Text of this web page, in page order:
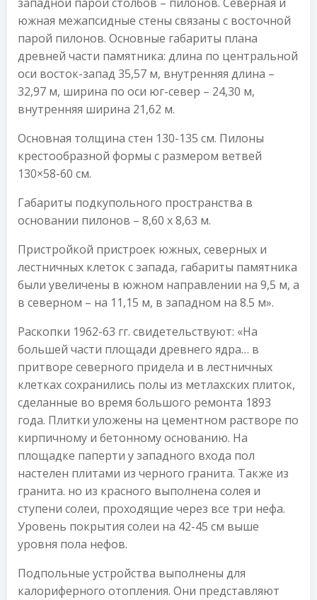
южная межапсидные стены связаны с восточной
парой пилонов. Основные габариты плана
древней части памятника: длина по центральной
оси восток-запад 35,57 м, внутренняя длина –
32,97 м, ширина по оси юг-север – 24,30 м,
внутренняя ширина 21,62 м.
Основная толщина стен 130-135 см. Пилоны
крестообразной формы с размером ветвей
130×58-60 см.
Габариты подкупольного пространства в
основании пилонов – 8,60 х 8,63 м.
Пристройкой пристроек южных, северных и
лестничных клеток с запада, габариты памятника
были увеличены в южном направлении на 9,5 м, а
в северном – на 11,15 м, в западном на 8.5 м».
Раскопки 1962-63 гг. свидетельствуют: «На
большей части площади древнего ядра… в
притворе северного придела и в лестничных
клетках сохранились полы из метлахских плиток,
сделанные во время большого ремонта 1893
года. Плитки уложены на цементном растворе по
кирпичному и бетонному основанию. На
площадке паперти у западного входа пол
настелен плитами из черного гранита. Также из
гранита. но из красного выполнена солея и
ступени солеи, проходящие через все три нефа.
Уровень покрытия солеи на 42-45 см выше
уровня пола нефов.
Подпольные устройства выполнены для
калориферного отопления. Они представляют